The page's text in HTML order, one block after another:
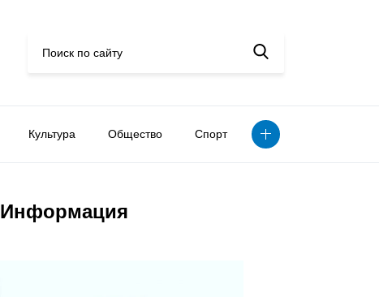
Культура Общество Спорт
Информация